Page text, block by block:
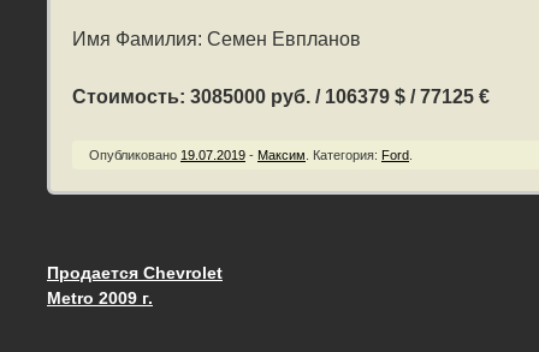
Имя Фамилия: Семен Евпланов
Стоимость: 3085000 руб. / 106379 $ / 77125 €
Опубликовано 19.07.2019 - Максим Категория: Ford
Запись навигация
Продается Chevrolet
Metro 2009 г.